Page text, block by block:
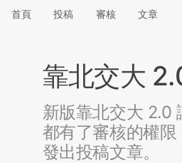
首頁 投稿 審核 文章
靠北交大
新版靠北交大 2.0
都有了審核的權限
發出投稿文章。